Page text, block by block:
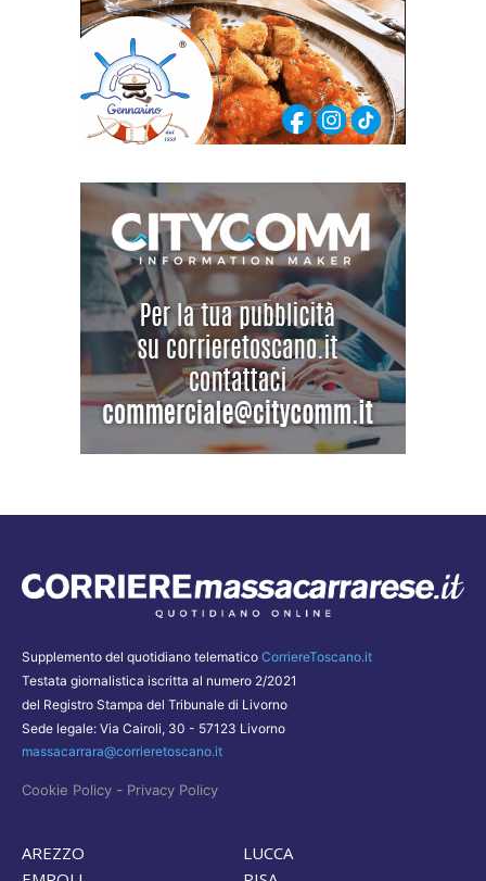
Supplemento del quotidiano telematico CorriereToscano.it
Testata giornalistica iscritta al numero 2/2021
del Registro Stampa del Tribunale di Livorno
Sede legale: Via Cairoli, 30 - 57123 Livorno
massacarrara@corrieretoscano.it
Cookie Policy - Privacy Policy
AREZZO
LUCCA